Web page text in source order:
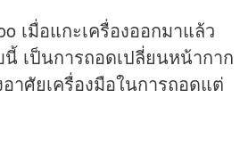
เมื่อแกะเครื่องออกมาแล้ว
นี้ เป็นการถอดเปลี่ยนหน้ากาก
าศัยเครื่องมือในการถอดแต่